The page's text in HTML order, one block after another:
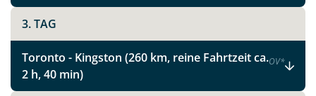
3. TAG
Toronto - Kingston (260 km, reine Fahrtzeit ca.
2 h, 40 min)
OV*